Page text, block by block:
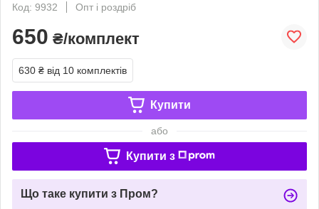
Код: 9932
Опт і роздріб
650 ₴/комплект
630 ₴ від 10 комплектів
Купити
або
Купити з
Що таке купити з Пром?